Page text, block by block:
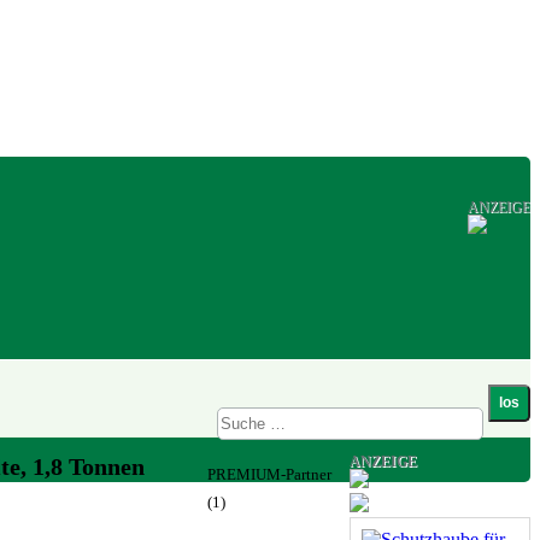
ANZEIGE
1,8 Tonnen
ANZEIGE
PREMIUM-Partner
(1)